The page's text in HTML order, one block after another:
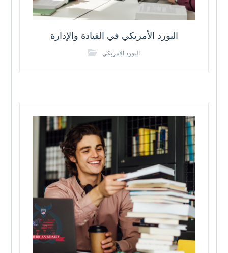
البورد الأمريكي في القيادة والإدارة
البورد الامريكي